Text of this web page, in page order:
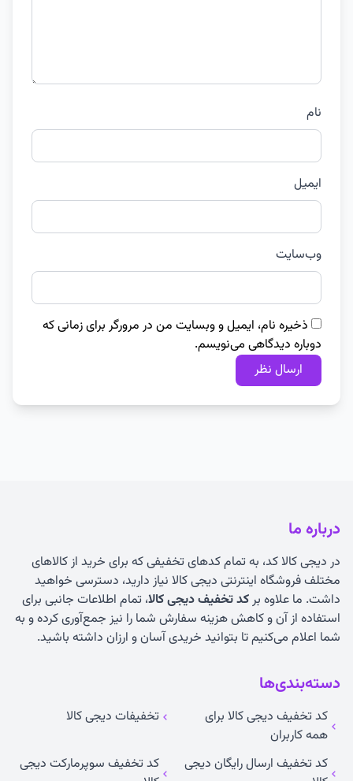
نام
ایمیل
وب‌سایت
ذخیره نام، ایمیل و وبسایت من در مرورگر برای زمانی که
دوباره دیدگاهی می‌نویسم.
درباره ما
در دیجی کالا کد، به تمام کدهای تخفیفی که برای خرید از کالاهای
مختلف فروشگاه اینترنتی دیجی کالا نیاز دارید، دسترسی خواهید
داشت. ما علاوه برکد تخفیف دیجی کالا، تمام اطلاعات جانبی برای
استفاده از آن و کاهش هزینه سفارش شما را نیز جمع‌آوری کرده و به
شما اعلام می‌کنیم تا بتوانید خریدی آسان و ارزان داشته باشید.
دسته‌بندی‌ها
کد تخفیف دیجی کالا برای
همه کاربران
تخفیفات دیجی کالا
کد تخفیف ارسال رایگان دیجی
کد تخفیف سوپرمارکت دیجی